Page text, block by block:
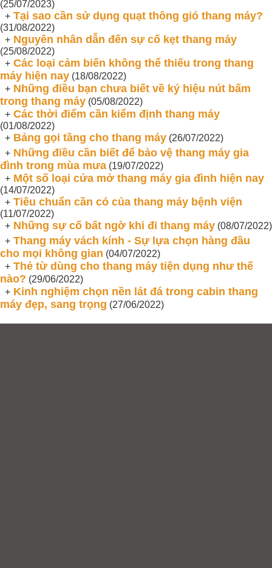
(25/07/2023)
+ Tại sao cần sử dụng quạt thông gió thang máy?
(31/08/2022)
+ Nguyên nhân dẫn đến sự cố kẹt thang máy
(25/08/2022)
+ Các loại cảm biến không thể thiếu trong thang
máy hiện nay (18/08/2022)
+ Những điều bạn chưa biết về ký hiệu nút bấm
trong thang máy (05/08/2022)
+ Các thời điểm cần kiểm định thang máy
(01/08/2022)
+ Bảng gọi tầng cho thang máy (26/07/2022)
+ Những điều cần biết để bảo vệ thang máy gia
đình trong mùa mưa (19/07/2022)
+ Một số loại cửa mở thang máy gia đình hiện nay
(14/07/2022)
+ Tiêu chuẩn cần có của thang máy bệnh viện
(11/07/2022)
+ Những sự cố bất ngờ khi đi thang máy (08/07/2022)
+ Thang máy vách kính - Sự lựa chọn hàng đầu
cho mọi không gian (04/07/2022)
+ Thẻ từ dùng cho thang máy tiện dụng như thế
nào? (29/06/2022)
+ Kinh nghiệm chọn nền lát đá trong cabin thang
máy đẹp, sang trọng (27/06/2022)